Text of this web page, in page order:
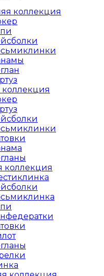
коллекция
коллекция
коллекция